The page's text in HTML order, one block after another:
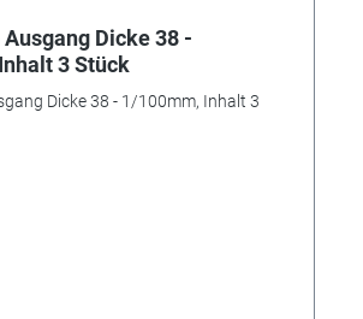
Dicke 38 -
3 Stück
Dicke 38 - 1/100mm, Inhalt 3